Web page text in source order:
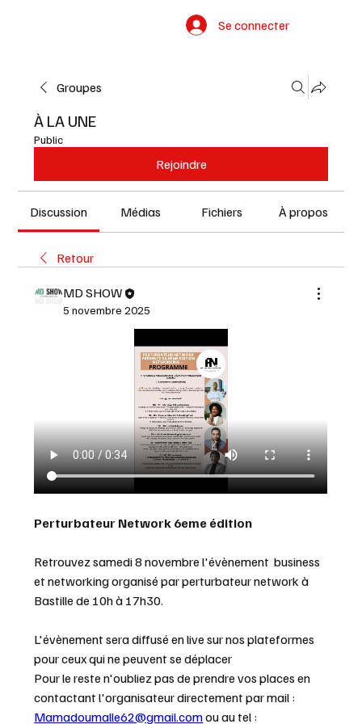
Se connecter
Groupes
À LA UNE
Public
Rejoindre
Discussion Médias Fichiers À propos
Retour
MD SHOW
5 novembre 2025
Perturbateur Network 6eme édition
Retrouvez samedi 8 novembre l'évènement  business
et networking organisé par perturbateur network à
Bastille de 10h à 17h30.
L'évènement sera diffusé en live sur nos plateformes
pour ceux qui ne peuvent se déplacer
Pour le reste n'oubliez pas de prendre vos places en
Mamadoumalle62@gmail.com ou au tel :